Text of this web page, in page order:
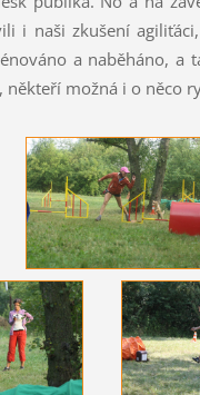
i naši zkušení
a naběháno, a
někteří možná i o něco